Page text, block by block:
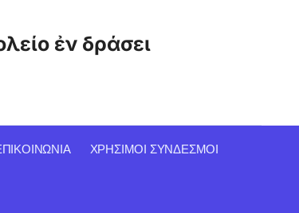
ἐν δράσει
ΧΡΉΣΙΜΟΙ ΣΎΝΔΕΣΜΟΙ